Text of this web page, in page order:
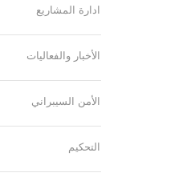
ادارة المشاريع
الأخبار والفعاليات
الأمن السيبراني
التحكيم